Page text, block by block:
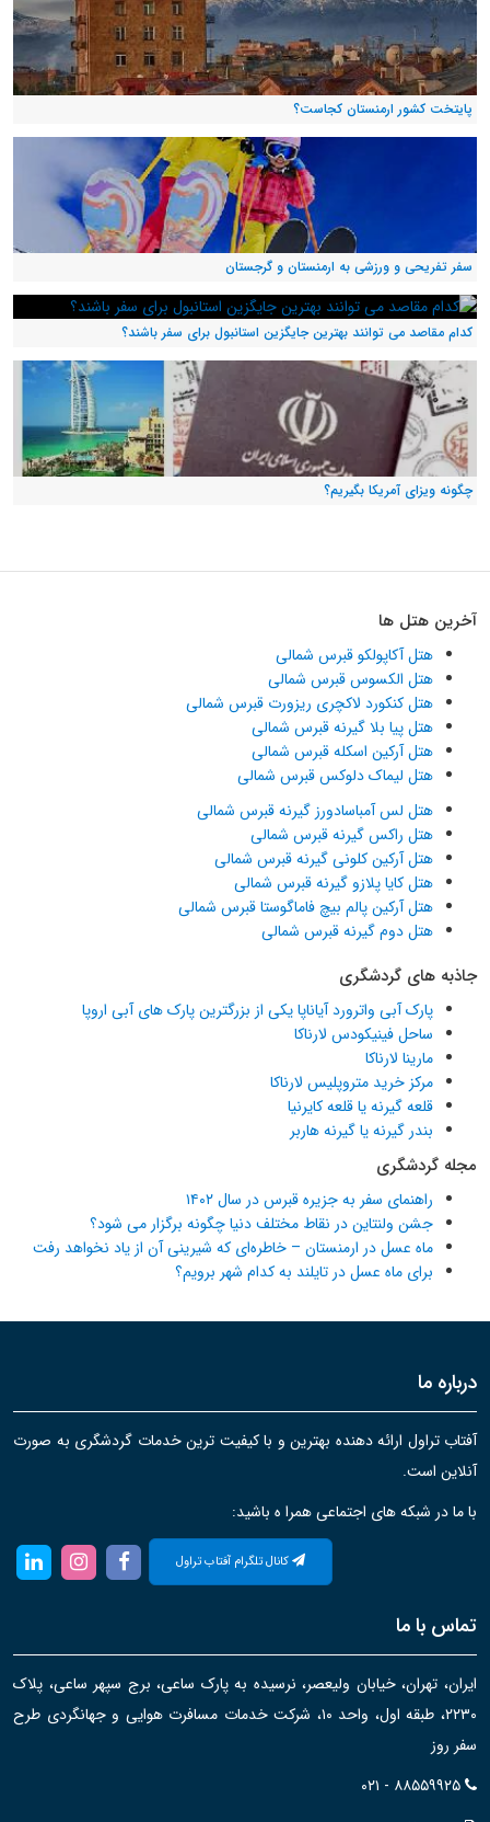
پایتخت کشور ارمنستان کجاست؟
سفر تفریحی و ورزشی به ارمنستان و گرجستان
کدام مقاصد می توانند بهترین جایگزین استانبول برای سفر باشند؟
چگونه ویزای آمریکا بگیریم؟
آخرین هتل ها
هتل آکاپولکو قبرس شمالی
هتل الکسوس قبرس شمالی
هتل کنکورد لاکچری ریزورت قبرس شمالی
هتل پیا بلا گیرنه قبرس شمالی
هتل آرکین اسکله قبرس شمالی
هتل لیماک دلوکس قبرس شمالی
هتل لس آمباسادورز گیرنه قبرس شمالی
هتل راکس گیرنه قبرس شمالی
هتل آرکین کلونی گیرنه قبرس شمالی
هتل کایا پلازو گیرنه قبرس شمالی
هتل آرکین پالم بیچ فاماگوستا قبرس شمالی
هتل دوم گیرنه قبرس شمالی
جاذبه های گردشگری
پارک آبی واترورد آیاناپا یکی از بزرگترین پارک های آبی اروپا
ساحل فینیکودس لارناکا
مارینا لارناکا
مرکز خرید متروپلیس لارناکا
قلعه گیرنه یا قلعه کایرنیا
بندر گیرنه یا گیرنه هاربر
مجله گردشگری
راهنمای سفر به جزیره قبرس در سال ۱۴۰۲
جشن ولنتاین در نقاط مختلف دنیا چگونه برگزار می شود؟
ماه عسل در ارمنستان – خاطره‌ای که شیرینی آن از یاد نخواهد رفت
برای ماه عسل در تایلند به کدام شهر برویم؟
درباره ما
آفتاب تراول ارائه دهنده بهترین و با کیفیت ترین خدمات گردشگری به صورت
آنلاین است.
با ما در شبکه های اجتماعی همرا ه باشید:
کانال تلگرام آفتاب تراول
تماس با ما
ایران، تهران، خیابان ولیعصر، نرسیده به پارک ساعی، برج سپهر ساعی، پلاک
۲۲۳۰، طبقه اول، واحد ۱۰، شرکت خدمات مسافرت هوایی و جهانگردی طرح
سفر روز
۰۲۱ - ۸۸۵۵۹۹۲۵